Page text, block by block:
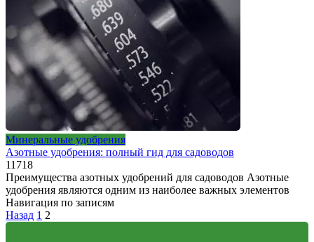
Минеральные удобрения
Азотные удобрения: полный гид для садоводов
11 718
Преимущества азотных удобрений для садоводов Азотные
удобрения являются одним из наиболее важных элементов
Навигация по записям
Назад 1 2